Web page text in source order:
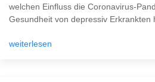
welchen Einfluss die Coronavirus-
Gesundheit von depressiv Erkrankten
weiterlesen